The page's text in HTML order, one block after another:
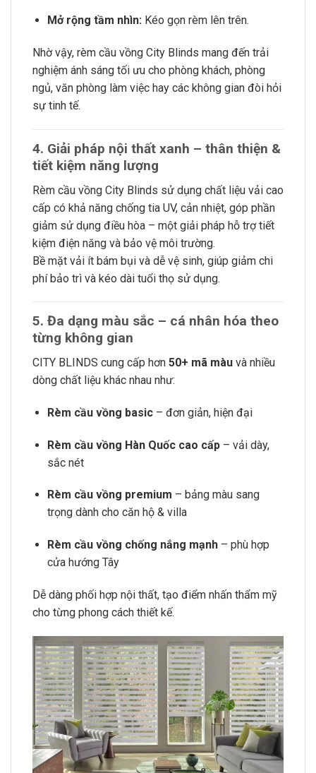
Mở rộng tầm nhìn:Kéo gọn rèm lên trên.
Nhờ vậy, rèm cầu vồng City Blinds mang đến trải
nghiệm ánh sáng tối ưu cho phòng khách, phòng
ngủ, văn phòng làm việc hay các không gian đòi hỏi
sự tinh tế.
4. Giải pháp nội thất xanh – thân thiện &
tiết kiệm năng lượng
Rèm cầu vồng City Blinds sử dụng chất liệu vải cao
cấp có khả năng chống tia UV, cản nhiệt, góp phần
giảm sử dụng điều hòa – một giải pháp hỗ trợ tiết
kiệm điện năng và bảo vệ môi trường.
Bề mặt vải ít bám bụi và dễ vệ sinh, giúp giảm chi
phí bảo trì và kéo dài tuổi thọ sử dụng.
5. Đa dạng màu sắc – cá nhân hóa theo
từng không gian
CITY BLINDS cung cấp hơn 50+ mã màu và nhiều
dòng chất liệu khác nhau như:
Rèm cầu vồng basic– đơn giản, hiện đại
Rèm cầu vồng Hàn Quốc cao cấp– vải dày,
sắc nét
Rèm cầu vồng premium – bảng màu sang
trọng dành cho căn hộ & villa
Rèm cầu vồng chống nắng mạnh– phù hợp
cửa hướng Tây
Dễ dàng phối hợp nội thất, tạo điểm nhấn thẩm mỹ
cho từng phong cách thiết kế.